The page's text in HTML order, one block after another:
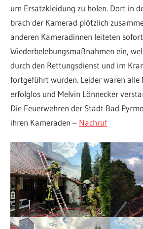
um Ersatzkleidung zu holen. Dort in
brach der Kamerad plötzlich
anderen Kameradinnen leiteten sofort
Wiederbelebungsmaßnahmen ein,
durch den Rettungsdienst und im
fortgeführt wurden. Leider waren alle
erfolglos und Melvin Lönnecker
Die Feuerwehren der Stadt Bad
ihren Kameraden – Nachruf